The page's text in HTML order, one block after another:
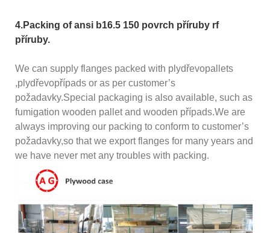
4.Packing of ansi b16.5 150 povrch příruby rf
příruby.
We can supply flanges packed with plydřevopallets
,plydřevopřípads or as per customer’s
požadavky.Special packaging is also available, such as
fumigation wooden pallet and wooden případs.We are
always improving our packing to conform to customer’s
požadavky,so that we export flanges for many years and
we have never met any troubles with packing.